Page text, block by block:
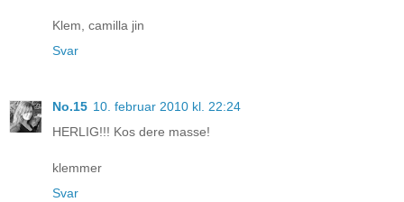
Klem, camilla jin
Svar
No.15 10. februar 2010 kl. 22:24
HERLIG!!! Kos dere masse!
klemmer
Svar